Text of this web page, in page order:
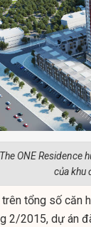
The ONE Residence
của khu
tổng số căn
2/2015, dự án